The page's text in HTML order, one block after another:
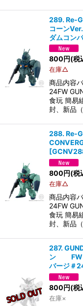
289. Re-
コーン
ダムコン
800円(税
在庫△
商品内容
24FW
食玩 簡易
封、新品
288. Re-
[
800円(税
在庫△
商品内容
24FW
食玩 簡易
封、新品
287.
ン FW
バージ＃
800円(税
在庫×